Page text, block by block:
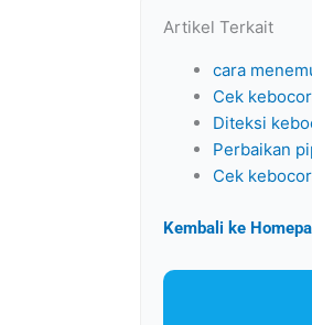
Artikel Terkait
cara
Cek
Diteksi
Perbaikan
Cek
Kembali ke